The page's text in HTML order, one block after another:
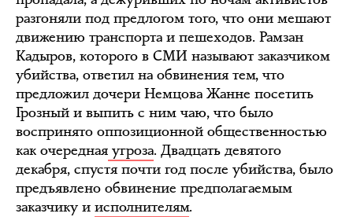
разгоняли под предлогом того, что они мешают
движению транспорта и пешеходов. Рамзан
Кадыров, которого в СМИ называют заказчиком
убийства, ответил на обвинения тем, что
предложил дочери Немцова Жанне посетить
Грозный и выпить с ним чаю, что было
воспринято оппозиционной общественностью
как очередная угроза. Двадцать девятого
декабря, спустя почти год после убийства, было
предъявлено обвинение предполагаемым
заказчику и исполнителям.